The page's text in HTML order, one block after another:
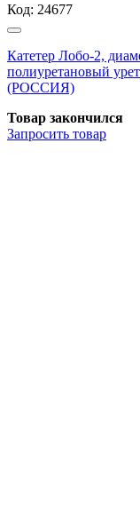
Код: 24677
Катетер Лобо-2,
полиуретановый
(РОССИЯ)
Товар закончился
Запросить товар